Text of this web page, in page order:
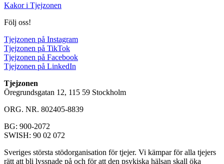
Kakor i Tjejzonen
Följ oss!
Tjejzonen på Instagram
Tjejzonen på TikTok
Tjejzonen på Facebook
Tjejzonen på LinkedIn
Tjejzonen
Öregrundsgatan 12, 115 59 Stockholm
ORG. NR. 802405-8839
BG: 900-2072
SWISH: 90 02 072
Sveriges största stödorganisation för tjejer. Vi kämpar för alla tjejers
rätt att bli lyssnade på och för att den psykiska hälsan skall öka